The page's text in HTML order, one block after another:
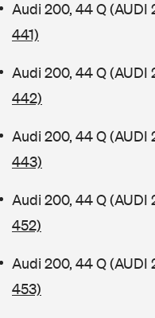
Audi 200, 44 Q (AUDI
441)
Audi 200, 44 Q (AUDI
442)
Audi 200, 44 Q (AUDI
443)
Audi 200, 44 Q (AUDI
452)
Audi 200, 44 Q (AUDI
453)